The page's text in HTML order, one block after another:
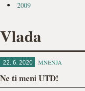
2009
Vlada
22. 6. 2020 MNENJA
Ne ti meni UTD!